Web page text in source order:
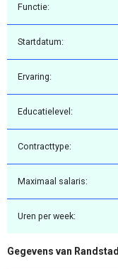
Functie:
Startdatum:
Ervaring:
Educatielevel:
Contracttype:
Maximaal salaris:
Uren per week:
Gegevens van Randstad